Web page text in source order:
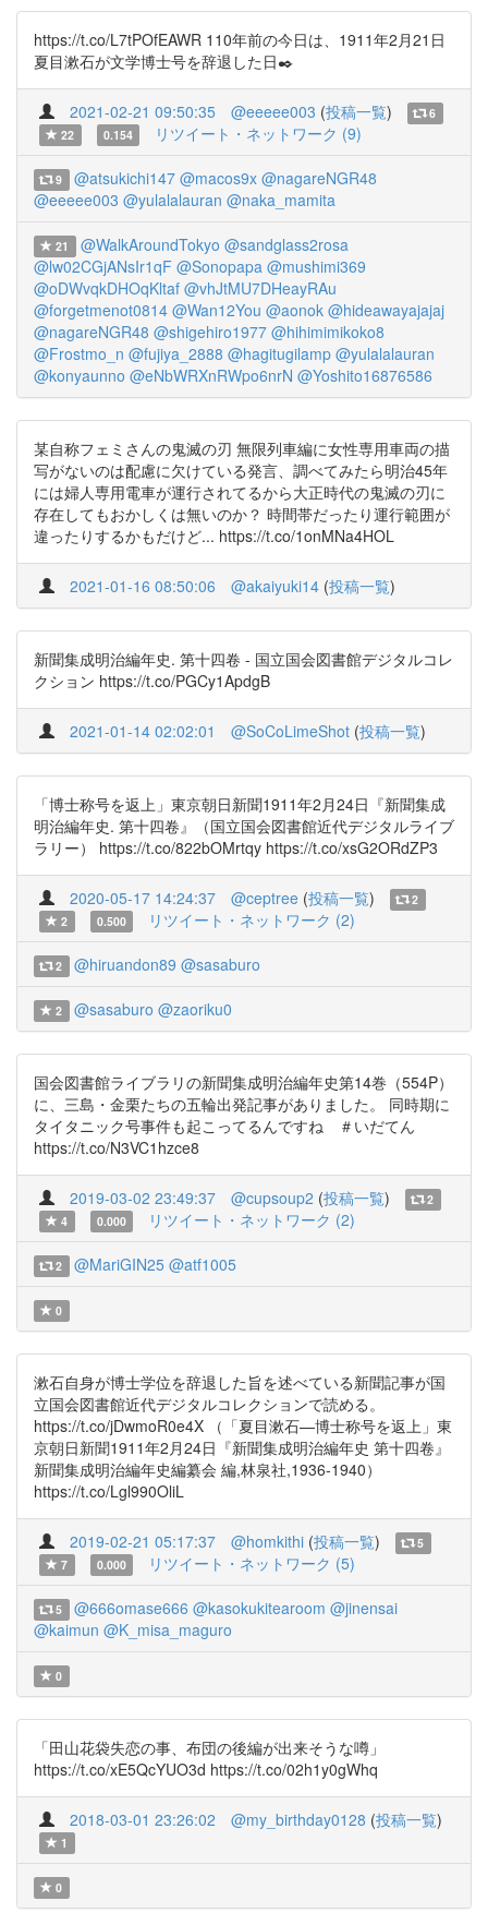
https://t.co/L7tPOfEAWR 110年前の今日は、1911年2月21日
夏目漱石が文学博士号を辞退した日✒️
2021-02-21 09:50:35 @eeeee003 (投稿一覧)
6
22
0.154 リツイート・ネットワーク (9)
9 @atsukichi147 @macos9x @nagareNGR48
@eeeee003 @yulalalauran @naka_mamita
21 @WalkAroundTokyo @sandglass2rosa
@lw02CGjANsIr1qF @Sonopapa @mushimi369
@oDWvqkDHOqKltaf @vhJtMU7DHeayRAu
@forgetmenot0814 @Wan12You @aonok @hideawayajajaj
@nagareNGR48 @shigehiro1977 @hihimimikoko8
@Frostmo_n @fujiya_2888 @hagitugilamp @yulalalauran
@konyaunno @eNbWRXnRWpo6nrN @Yoshito16876586
某自称フェミさんの鬼滅の刃 無限列車編に女性専用車両の描
写がないのは配慮に欠けている発言、調べてみたら明治45年
には婦人専用電車が運行されてるから大正時代の鬼滅の刃に
存在してもおかしくは無いのか？ 時間帯だったり運行範囲が
違ったりするかもだけど... https://t.co/1onMNa4HOL
2021-01-16 08:50:06 @akaiyuki14 (投稿一覧)
新聞集成明治編年史. 第十四卷 - 国立国会図書館デジタルコレ
クション https://t.co/PGCy1ApdgB
2021-01-14 02:02:01 @SoCoLimeShot (投稿一覧)
「博士称号を返上」東京朝日新聞1911年2月24日『新聞集成
明治編年史. 第十四卷』（国立国会図書館近代デジタルライブ
ラリー） https://t.co/822bOMrtqy https://t.co/xsG2ORdZP3
2020-05-17 14:24:37 @ceptree (投稿一覧)
2
2
0.500 リツイート・ネットワーク (2)
2 @hiruandon89 @sasaburo
2 @sasaburo @zaoriku0
国会図書館ライブラリの新聞集成明治編年史第14巻（554P）
に、三島・金栗たちの五輪出発記事がありました。 同時期に
タイタニック号事件も起こってるんですね ＃いだてん
https://t.co/N3VC1hzce8
2019-03-02 23:49:37 @cupsoup2 (投稿一覧)
2
4
0.000 リツイート・ネットワーク (2)
2 @MariGIN25 @atf1005
0
漱石自身が博士学位を辞退した旨を述べている新聞記事が国
立国会図書館近代デジタルコレクションで読める。
https://t.co/jDwmoR0e4X （「夏目漱石—博士称号を返上」東
京朝日新聞1911年2月24日『新聞集成明治編年史 第十四卷』
新聞集成明治編年史編纂会 編,林泉社,1936-1940）
https://t.co/Lgl990OliL
2019-02-21 05:17:37 @homkithi (投稿一覧)
5
7
0.000 リツイート・ネットワーク (5)
5 @666omase666 @kasokukitearoom @jinensai
@kaimun @K_misa_maguro
0
「田山花袋失恋の事、布団の後編が出来そうな噂」
https://t.co/xE5QcYUO3d https://t.co/02h1y0gWhq
2018-03-01 23:26:02 @my_birthday0128 (投稿一覧)
1
0